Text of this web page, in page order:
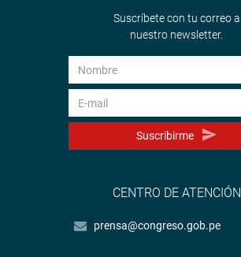
Suscríbete con tu correo a
nuestro newsletter.
Suscribirme
CENTRO DE ATENCIÓN
prensa@congreso.gob.pe